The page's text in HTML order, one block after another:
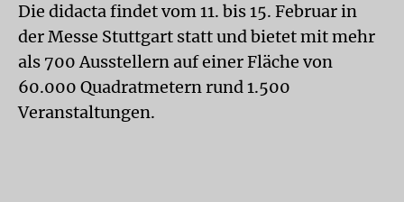
Die didacta findet vom 11. bis 15. Februar in
der Messe Stuttgart statt und bietet mit mehr
als 700 Ausstellern auf einer Fläche von
60.000 Quadratmetern rund 1.500
Veranstaltungen.